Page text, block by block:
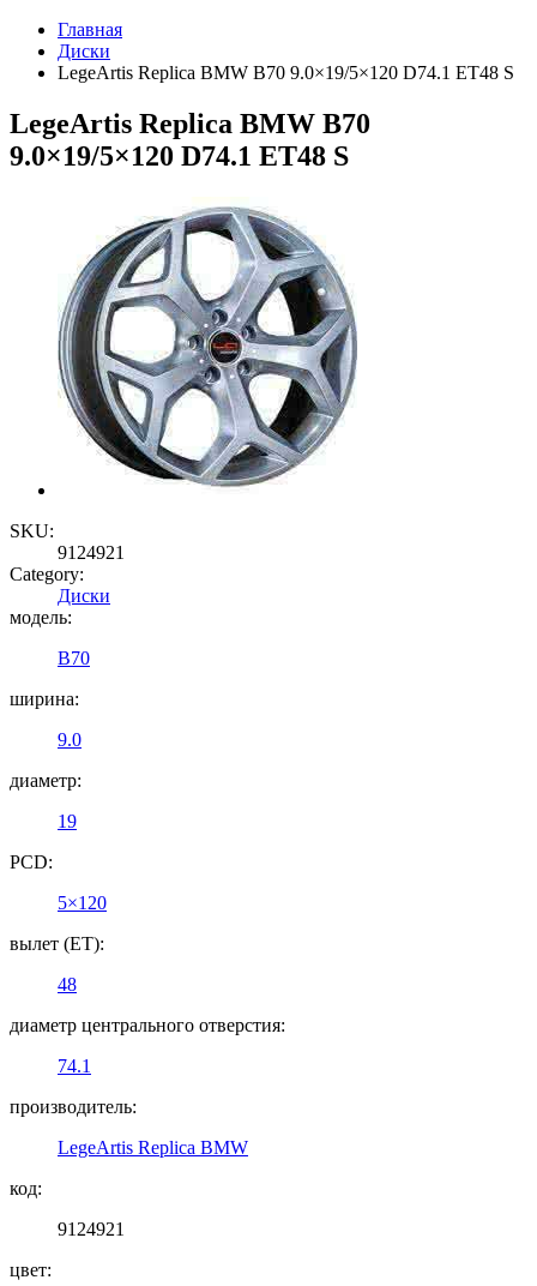
Главная
Диски
LegeArtis Replica BMW B70 9.0×19/5×120 D74.1 ET48 S
LegeArtis Replica BMW B70
9.0×19/5×120 D74.1 ET48 S
SKU:
9124921
Category:
Диски
модель:
B70
ширина:
9.0
диаметр:
19
PCD:
5×120
вылет (ET):
48
диаметр центрального отверстия:
74.1
производитель:
LegeArtis Replica BMW
код:
9124921
цвет: